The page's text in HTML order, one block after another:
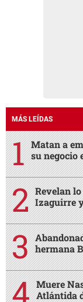
MÁS LEÍDAS
Matan a
su negocio
Revelan
Izaguirre
hermana
Muere
Atlántida